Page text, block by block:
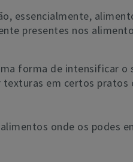
essencialmente,
presentes nos
forma de intensificar
em certos pratos
onde os podes